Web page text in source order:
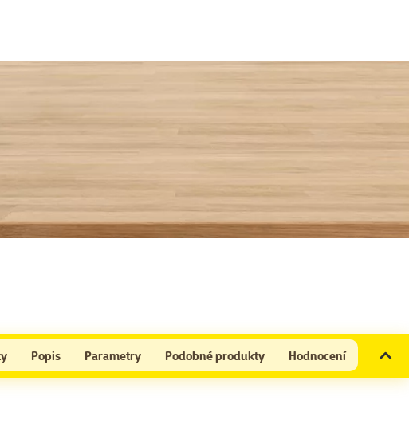
Popis Parametry Podobné produkty Hodnocení